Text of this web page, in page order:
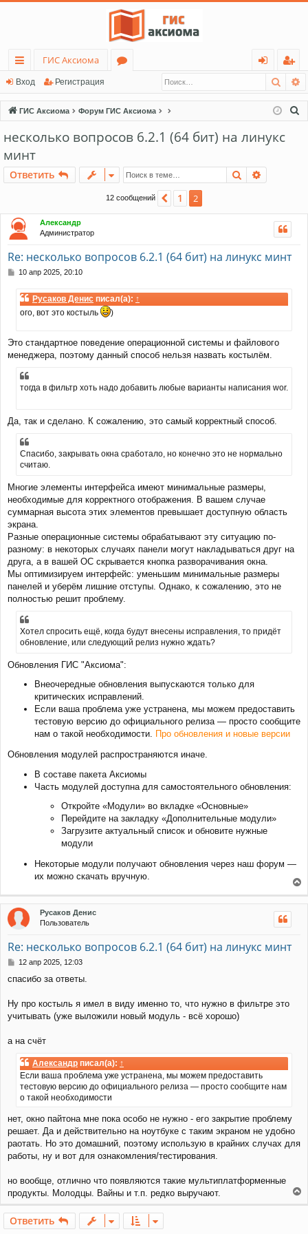
с
ы
лк
и
ГИС Аксиома
ру
м
ы
д
ег
ис
тр
ац
Вход Регистрация
ГИС Аксиома Форум ГИС Аксиома
несколько вопросов 6.2.1 (64 бит) на линукс
минт
Ответить Поиск
12 сообщений Пред.
1 2
Александр
Администратор
Re: несколько вопросов 6.2.1 (64 бит) на линукс минт
С
щ
и
е
10 апр 2025, 20:10
Русаков Денис писал(а): ↑
ого, вот это костыль
)
Это стандартное поведение операционной системы и файлового
менеджера, поэтому данный способ нельзя назвать костылём.
тогда в фильтр хоть надо добавить любые варианты написания wor.
Да, так и сделано. К сожалению, это самый корректный способ.
Спасибо, закрывать окна сработало, но конечно это не нормально
считаю.
Многие элементы интерфейса имеют минимальные размеры,
необходимые для корректного отображения. В вашем случае
суммарная высота этих элементов превышает доступную область
экрана.
Разные операционные системы обрабатывают эту ситуацию по-
разному: в некоторых случаях панели могут накладываться друг на
друга, а в вашей ОС скрывается кнопка разворачивания окна.
Мы оптимизируем интерфейс: уменьшим минимальные размеры
панелей и уберём лишние отступы. Однако, к сожалению, это не
полностью решит проблему.
Хотел спросить ещё, когда будут внесены исправления, то придёт
обновление, или следующий релиз нужно ждать?
Обновления ГИС "Аксиома":
Внеочередные обновления выпускаются только для
критических исправлений.
Если ваша проблема уже устранена, мы можем предоставить
тестовую версию до официального релиза — просто сообщите
нам о такой необходимости. Про обновления и новые версии
Обновления модулей распространяются иначе.
В составе пакета Аксиомы
Часть модулей доступна для самостоятельного обновления:
Откройте «Модули» во вкладке «Основные»
Перейдите на закладку «Дополнительные модули»
Загрузите актуальный список и обновите нужные
модули
Некоторые модули получают обновления через наш форум —
их можно скачать вручную.
е
р
Русаков Денис
Пользователь
Re: несколько вопросов 6.2.1 (64 бит) на линукс минт
С
о
щ
е
е
12 апр 2025, 12:03
спасибо за ответы.
Ну про костыль я имел в виду именно то, что нужно в фильтре это
учитывать (уже выложили новый модуль - всё хорошо)
а на счёт
Александр писал(а): ↑
Если ваша проблема уже устранена, мы можем предоставить
тестовую версию до официального релиза — просто сообщите нам
о такой необходимости
нет, окно пайтона мне пока особо не нужно - его закрытие проблему
решает. Да и действительно на ноутбуке с таким экраном не удобно
раотать. Но это домашний, поэтому использую в крайних случах для
работы, ну и вот для ознакомления/тестирования.
но вообще, отлично что появляются такие мультиплатформенные
продукты. Молодцы. Вайны и т.п. редко выручают.
Ответить